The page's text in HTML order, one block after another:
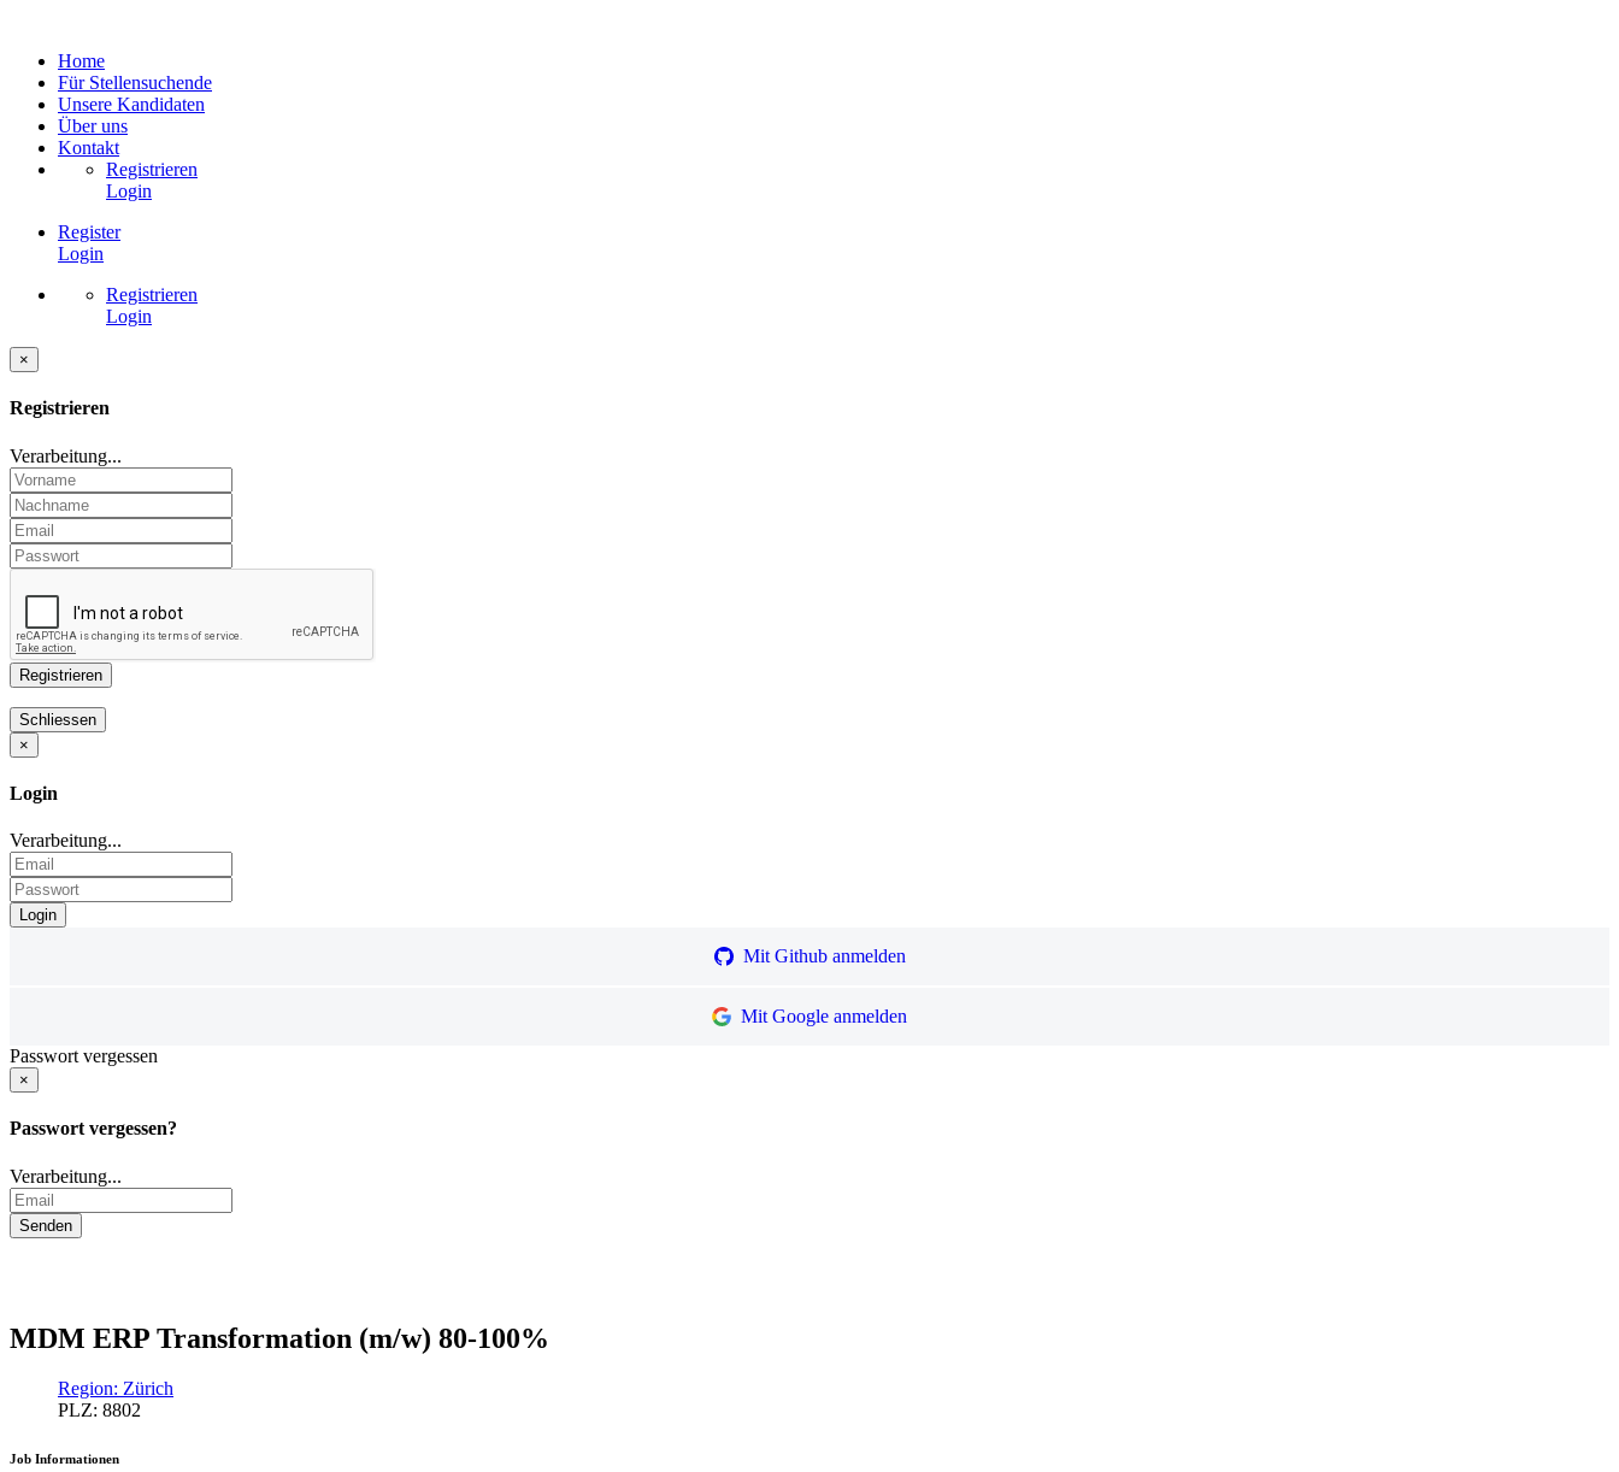
Home
Für Stellensuchende
Unsere Kandidaten
Über uns
Kontakt
Registrieren
Login
Register
Login
Registrieren
Login
×
Registrieren
Verarbeitung...
×
Login
Verarbeitung...
Mit Github anmelden
Mit Google anmelden
Passwort vergessen
×
Passwort vergessen?
Verarbeitung...
MDM ERP Transformation (m/w) 80-100%
Region: Zürich
PLZ: 8802
Job Informationen